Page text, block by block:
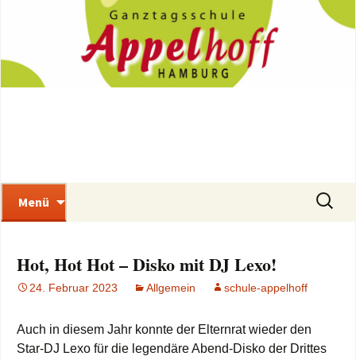
Schule Appelhoff
Gebundene Ganztagsschule mit
Vorschulklassen
Menü
Suchen
nach:
Hot, Hot Hot – Disko mit DJ Lexo!
24. Februar 2023 Allgemein schule-appelhoff
Auch in diesem Jahr konnte der Elternrat wieder den
Star-DJ Lexo für die legendäre Abend-Disko der Drittes